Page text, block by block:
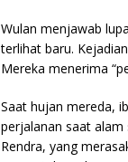
Wulan menjawab
terlihat baru.
Mereka menerima
Saat hujan mereda,
perjalanan saat alam
Rendra, yang